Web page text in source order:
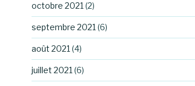
octobre 2021 (2)
septembre 2021 (6)
août 2021 (4)
juillet 2021 (6)